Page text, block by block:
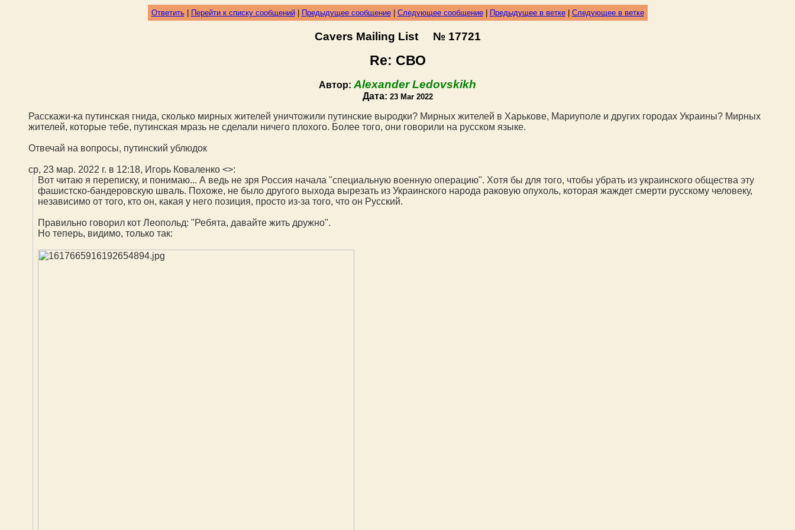
Ответить| Перейти к списку сообщений| Предыдущее сообщение| Следующее сообщение| Предыдущее в ветке| Следующее в ветке
Cavers Mailing List № 17721
Re: СВО
Автор: Alexander Ledovskikh
Дата: 23 Mar 2022
Расскажи-ка путинская гнида, сколько мирных жителей уничтожили путинские выродки? Мирных жителей в Харькове, Мариуполе и других городах Украины? Мирных
жителей, которые тебе, путинская мразь не сделали ничего плохого. Более того, они говорили на русском языке.
Отвечай на вопросы, путинский ублюдок
ср, 23 мар. 2022 г. в 12:18, Игорь Коваленко <>:
Вот читаю я переписку, и понимаю... А ведь не зря Россия начала "специальную военную операцию". Хотя бы для того, чтобы убрать из украинского общества эту
фашистско-бандеровскую шваль. Похоже, не было другого выхода вырезать из Украинского народа раковую опухоль, которая жаждет смерти русскому человеку,
независимо от того, кто он, какая у него позиция, просто из-за того, что он Русский.
Правильно говорил кот Леопольд: "Ребята, давайте жить дружно".
Но теперь, видимо, только так: